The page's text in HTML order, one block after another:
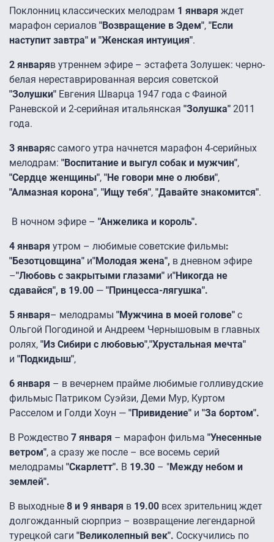
Поклонниц классических мелодрам 1 января ждет
марафон сериалов "Возвращение в Эдем", "Если
наступит завтра" и "Женская интуиция".
2 январяв утреннем эфире – эстафета Золушек: черно-
белая нереставрированная версия советской
"Золушки" Евгения Шварца 1947 года с Фаиной
Раневской и 2-серийная итальянская "Золушка" 2011
года.
3 январяс самого утра начнется марафон 4-серийных
мелодрам: "Воспитание и выгул собак и мужчин",
"Сердце женщины", "Не говори мне о любви",
"Алмазная корона", "Ищу тебя", "Давайте знакомится".
В ночном эфире – "Анжелика и король".
4 января утром – любимые советские фильмы:
"Безотцовщина" и"Молодая жена", в дневном эфире
–"Любовь с закрытыми глазами" и"Никогда не
сдавайся", в 19.00 — "Принцесса-лягушка".
5 января– мелодрамы "Мужчина в моей голове" с
Ольгой Погодиной и Андреем Чернышовым в главных
ролях, "Из Сибири с любовью","Хрустальная мечта"
и "Подкидыш",
6 января – в вечернем прайме любимые голливудские
фильмыс Патриком Суэйзи, Деми Мур, Куртом
Расселом и Голди Хоун — "Привидение" и "За бортом".
В Рождество 7 января – марафон фильма "Унесенные
ветром", а сразу же после – все восемь серий
мелодрамы "Скарлетт". В 19.30 – "Между небом и
землей".
В выходные 8 и 9 января в 19.00 всех зрительниц ждет
долгожданный сюрприз – возвращение легендарной
турецкой саги "Великолепный век". Соскучились по